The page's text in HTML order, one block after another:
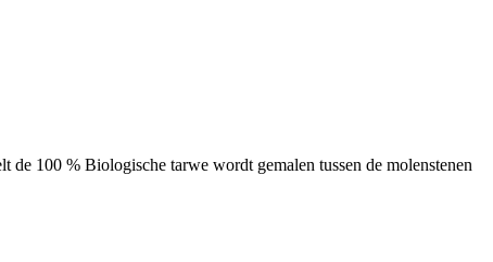
100 % Biologische tarwe wordt gemalen tussen de molenstenen